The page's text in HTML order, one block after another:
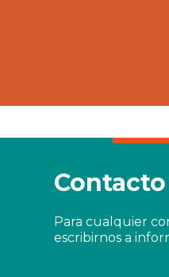
Contacto
Para cualquier
escribirnos a